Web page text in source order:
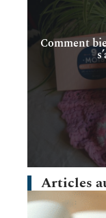
Comment
Articles